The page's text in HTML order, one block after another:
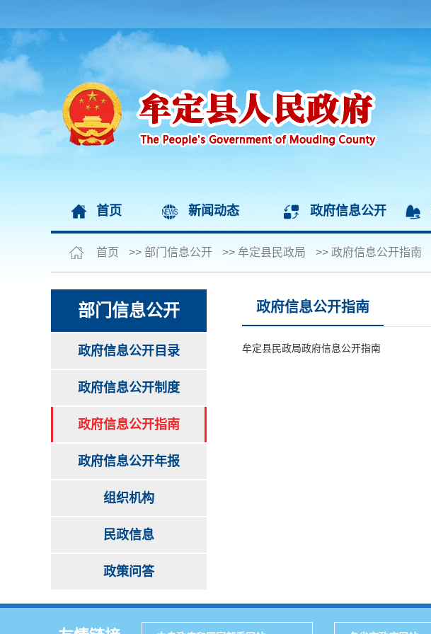
首页 新闻动态 政府信息公开
首页 >> 部门信息公开 >> 牟定县民政局 >> 政府信息公开指南
部门信息公开
政府信息公开目录
政府信息公开制度
政府信息公开指南
政府信息公开年报
组织机构
民政信息
政策问答
政府信息公开指南
牟定县民政局政府信息公开指南